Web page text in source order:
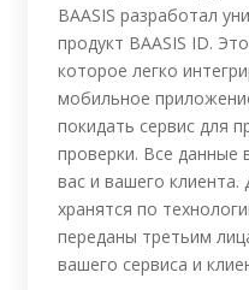
BAASIS разработал
продукт BAASIS ID.
которое легко
мобильное
покидать сервис для
проверки. Все данные
вас и вашего
хранятся по
переданы третьим
вашего сервиса и